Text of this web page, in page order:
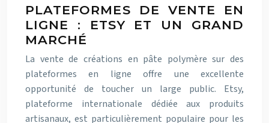
PLATEFORMES DE VENTE EN
LIGNE : ETSY ET UN GRAND
MARCHÉ
La vente de créations en pâte polymère sur des
plateformes en ligne offre une excellente
opportunité de toucher un large public. Etsy,
plateforme internationale dédiée aux produits
artisanaux, est particulièrement populaire pour les